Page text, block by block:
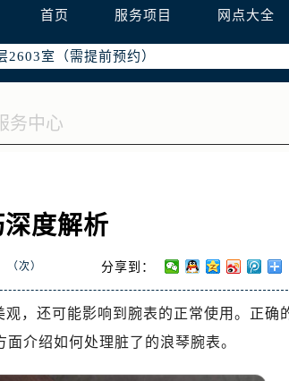
首页 服务项目 网点大全
（需提前预约）
11层1102室（需提前预约）
室（需提前预约）
需提前预约）
C1-1室（需提前预约）
楼35层3508室（需提前预约）
室（需提前预约）
润万象城）17层1706室（需提前预约）
室（需提前预约）
层2209室（需提前预约）
度解析
（次） 分享到：
，还可能影响到腕表的正常使用。正确
介绍如何处理脏了的浪琴腕表。